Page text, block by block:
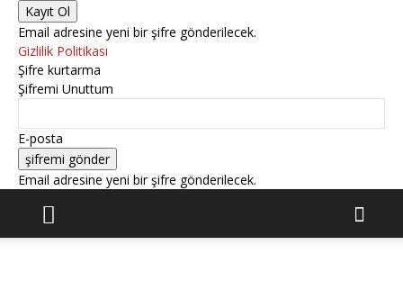
Email adresine yeni bir şifre gönderilecek.
Gizlilik Politikası
Şifre kurtarma
Şifremi Unuttum
E-posta
Email adresine yeni bir şifre gönderilecek.